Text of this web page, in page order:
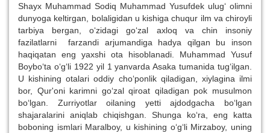
Shayx Muhammad Sodiq Muhammad Yusufdek ulug‘ olimni
dunyoga keltirgan, bolaligidan u kishiga chuqur ilm va chiroyli
tarbiya bergan, o‘zidagi go‘zal axloq va chin insoniy
fazilatlarni farzandi arjumandiga hadya qilgan bu inson
haqiqatan eng yaxshi ota hisoblanadi. Muhammad Yusuf
Boybo‘ta o‘g‘li 1922 yil 1 yanvarda Asaka tumanida tug‘ilgan.
U kishining otalari oddiy cho‘ponlik qiladigan, xiylagina ilmi
bor, Qur'oni karimni go‘zal qiroat qiladigan pok musulmon
bo‘lgan. Zurriyotlar oilaning yetti ajdodgacha bo‘lgan
shajaralarini aniqlab chiqishgan. Shunga ko‘ra, eng katta
boboning ismlari Maralboy, u kishining o‘g‘li Mirzaboy, uning